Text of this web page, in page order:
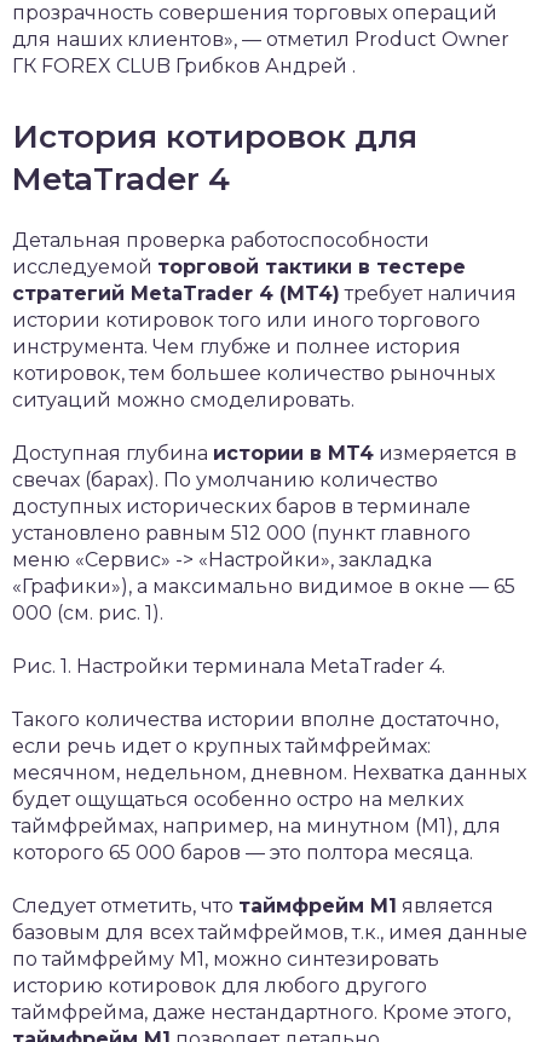
прозрачность совершения торговых операций
для наших клиентов», — отметил Product Owner
ГК FOREX CLUB Грибков Андрей .
История котировок для
MetaTrader 4
Детальная проверка работоспособности
исследуемой торговой тактики в тестере
стратегий MetaTrader 4 (MT4) требует наличия
истории котировок того или иного торгового
инструмента. Чем глубже и полнее история
котировок, тем большее количество рыночных
ситуаций можно смоделировать.
Доступная глубина истории в MT4 измеряется в
свечах (барах). По умолчанию количество
доступных исторических баров в терминале
установлено равным 512 000 (пункт главного
меню «Сервис» -> «Настройки», закладка
«Графики»), а максимально видимое в окне — 65
000 (см. рис. 1).
Рис. 1. Настройки терминала MetaTrader 4.
Такого количества истории вполне достаточно,
если речь идет о крупных таймфреймах:
месячном, недельном, дневном. Нехватка данных
будет ощущаться особенно остро на мелких
таймфреймах, например, на минутном (М1), для
которого 65 000 баров — это полтора месяца.
Следует отметить, что таймфрейм М1 является
базовым для всех таймфреймов, т.к., имея данные
по таймфрейму М1, можно синтезировать
историю котировок для любого другого
таймфрейма, даже нестандартного. Кроме этого,